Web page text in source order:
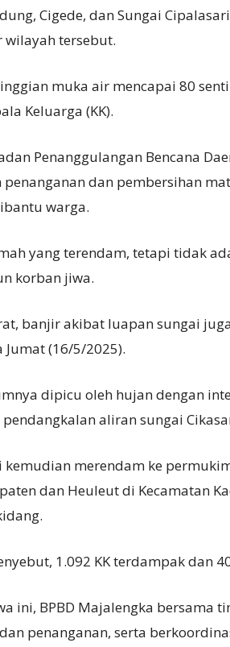
Cigede, dan Sungai
tersebut.
muka air mencapai 80
Keluarga (KK).
Penanggulangan Bencana
penanganan dan pembersihan
warga.
yang terendam, tetapi tidak
korban jiwa.
banjir akibat luapan sungai
(16/5/2025).
dipicu oleh hujan dengan
aliran sungai
kemudian merendam ke
dan Heuleut di Kecamatan
1.092 KK terdampak dan
ini, BPBD Majalengka bersama
penanganan, serta